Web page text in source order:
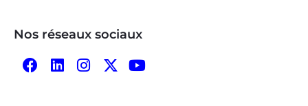
Nos réseaux sociaux